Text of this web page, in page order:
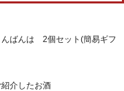
んばんは 2個セット(簡易ギフ
介したお酒